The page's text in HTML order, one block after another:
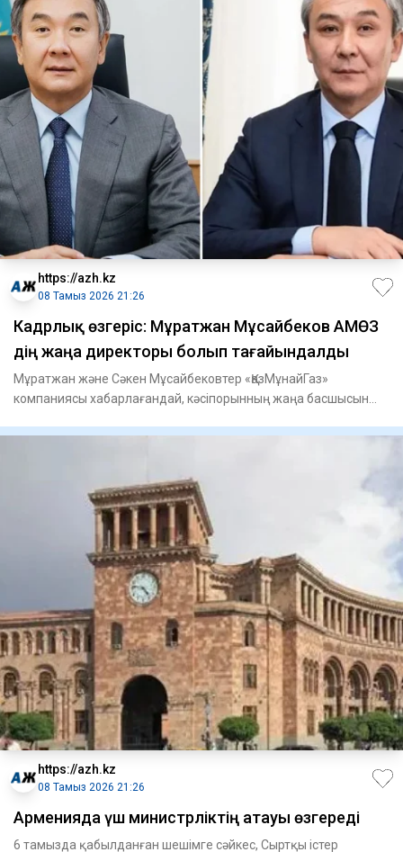
https://azh.kz
08 Тамыз 2026 21:26
Кадрлық өзгеріс: Мұратжан Мұсайбеков АМӨЗ
дің жаңа директоры болып ​тағайындалды
Мұратжан және Сәкен Мұсайбековтер «ҚазМұнайГаз»
компаниясы хабарлағандай, кәсіпорынның жаңа басшысын
https://azh.kz
08 Тамыз 2026 21:26
Арменияда үш министрліктің атауы өзгереді
6 тамызда қабылданған шешімге сәйкес, Сыртқы істер